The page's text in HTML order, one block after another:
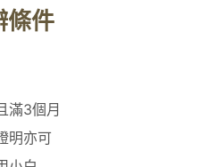
條件
滿3個月
明亦可